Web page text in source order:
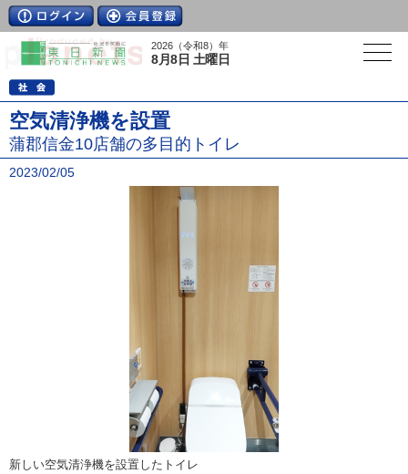
2026（令和8）年
8月8日 土曜日
空気清浄機を設置
蒲郡信金10店舗の多目的トイレ
2023/02/05
新しい空気清浄機を設置したトイレ